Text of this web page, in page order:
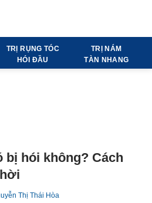
TRỊ RỤNG TÓC
HÓI ĐẦU
TRỊ NÁM
TÀN NHANG
không? Cách cứu mái
Thị Thái Hòa